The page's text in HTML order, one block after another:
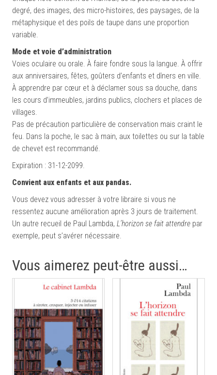
degré, des images, des micro-histoires, des paysages, de la
métaphysique et des poils de taupe dans une proportion
variable.
Mode et voie d’administration
Voies oculaire ou orale. À faire fondre sous la langue. À offrir
aux anniversaires, fêtes, goûters d’enfants et dîners en ville.
À apprendre par cœur et à déclamer sous sa douche, dans
les cours d’immeubles, jardins publics, clochers et places de
villages.
Pas de précaution particulière de conservation mais craint le
feu. Dans la poche, le sac à main, aux toilettes ou sur la table
de chevet est recommandé.
Expiration : 31-12-2099.
Convient aux enfants et aux pandas.
Vous devez vous adresser à votre libraire si vous ne
ressentez aucune amélioration après 3 jours de traitement.
Un autre recueil de Paul Lambda, L’horizon se fait attendre par
exemple, peut s’avérer nécessaire.
Vous aimerez peut-être aussi…